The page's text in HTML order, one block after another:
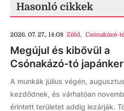
Hasonló cikkek
2026. 07. 27., 14:08 Zöld, Csónakázó-
Megújul és kibővül a
Csónakázó-tó
A munkák július végén,
kezdődnek, és várhatóan
érintett területet addig lezárják.